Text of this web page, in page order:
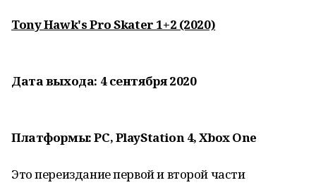
Tony Hawk's Pro Skater 1+2 (2020)
Дата выхода: 4 сентября 2020
Платформы: PC, PlayStation 4, Xbox One
Это переиздание первой и второй части